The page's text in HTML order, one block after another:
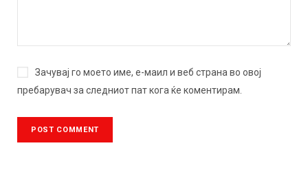
Зачувај го моето име, е-маил и веб страна во овој
пребарувач за следниот пат кога ќе коментирам.